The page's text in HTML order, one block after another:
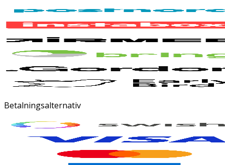
Betalningsalternativ